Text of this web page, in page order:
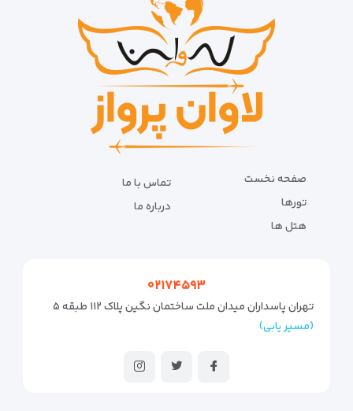
صفحه نخست
تورها
هتل ها
تماس با ما
درباره ما
۰۲۱۷۴۵۹۳
تهران پاسداران میدان ملت ساختمان نگین پلاک ۱۱۲ طبقه ۵
(مسیر یابی)